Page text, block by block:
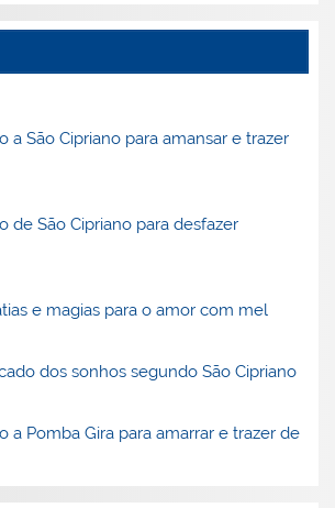
a São Cipriano para amansar e trazer
de São Cipriano para desfazer
e magias para o amor com mel
dos sonhos segundo São Cipriano
a Pomba Gira para amarrar e trazer de